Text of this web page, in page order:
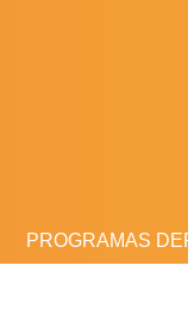
PROGRAMAS